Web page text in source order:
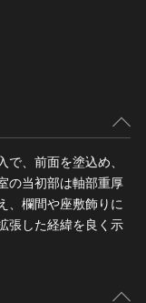
で、前面を塗込め、
の当初部は軸部重厚
、欄間や座敷飾りに
張した経緯を良く示